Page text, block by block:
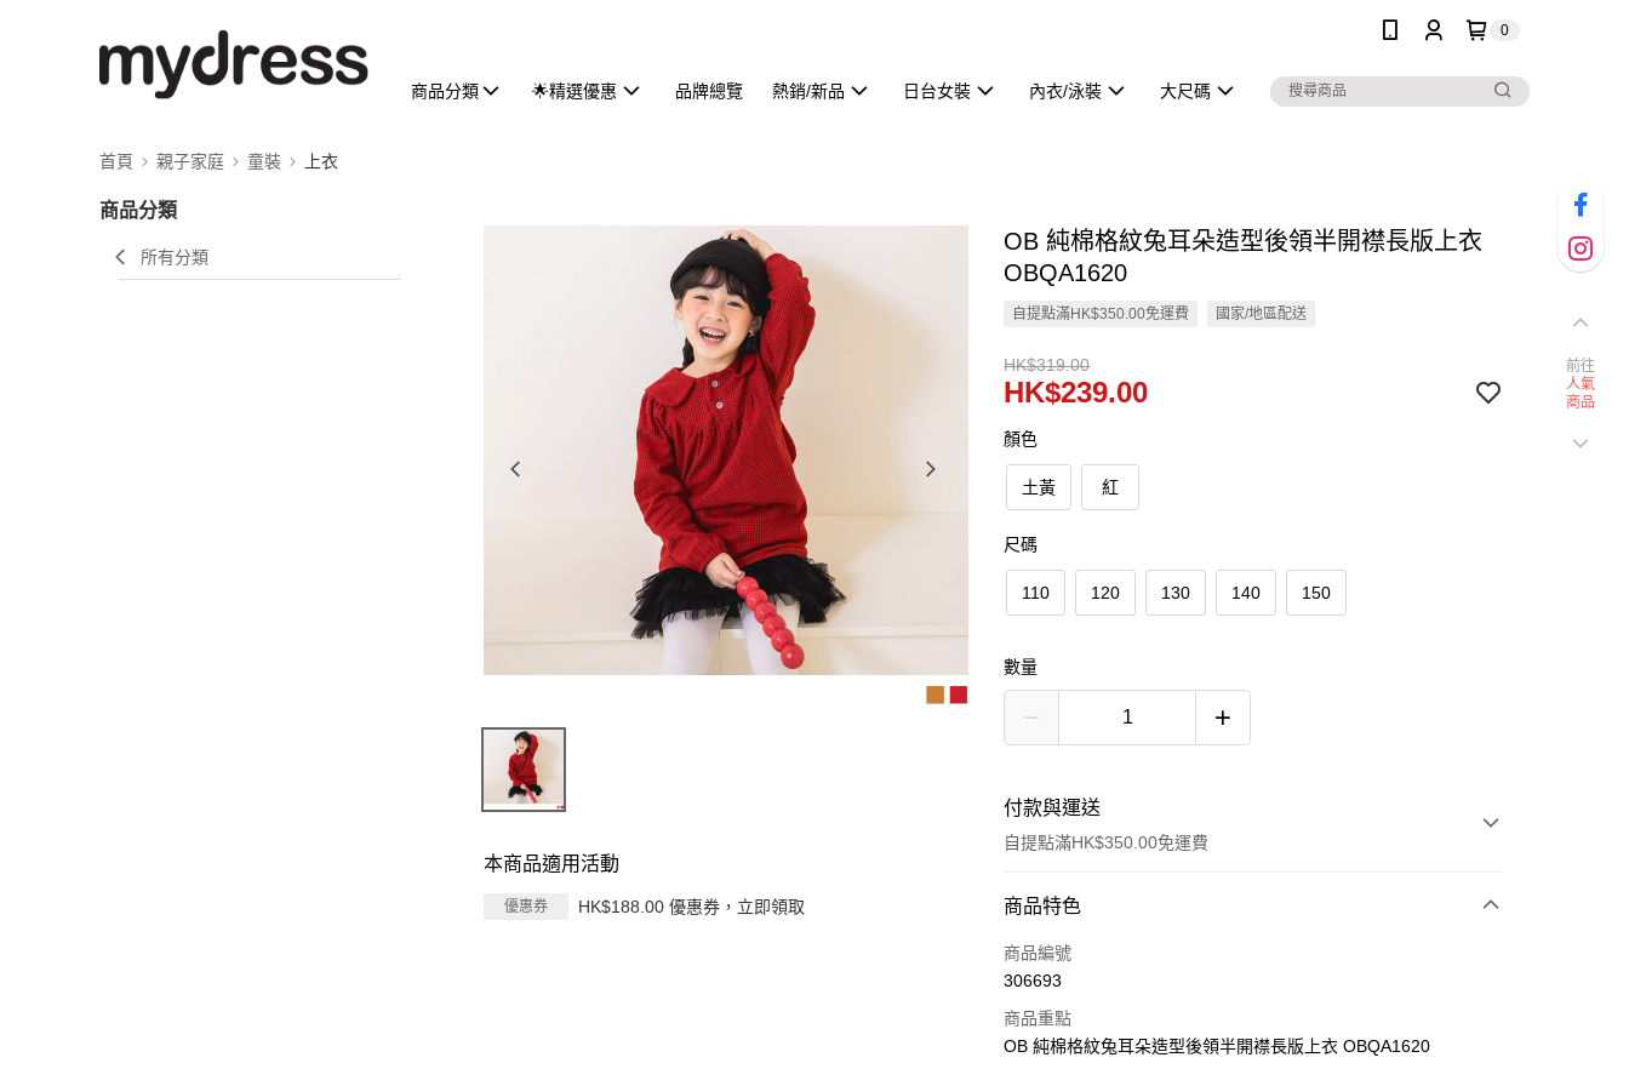
0
商品分類 🌟精選優惠 品牌總覽 熱銷/新品 日台女裝 內衣/泳裝 大尺碼
首頁 親子家庭 童裝 上衣
商品分類
所有分類
本商品適用活動
優惠券 HK$188.00 優惠券，立即領取
OB 純棉格紋兔耳朵造型後領半開襟長版上衣
OBQA1620
自提點滿HK$350.00免運費 國家/地區配送
HK$319.00
HK$239.00
顏色
土黃 紅
尺碼
110 120 130 140 150
數量
付款與運送
自提點滿HK$350.00免運費
付款方式
信用卡
AlipayHK
商品特色
商品編號
306693
商品重點
OB 純棉格紋兔耳朵造型後領半開襟長版上衣 OBQA1620
前往
人氣
商品